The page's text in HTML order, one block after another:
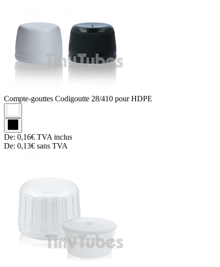
Compte-gouttes Codigoutte 28/410 pour HDPE
De: 0,16€ TVA inclus
De: 0,13€ sans TVA